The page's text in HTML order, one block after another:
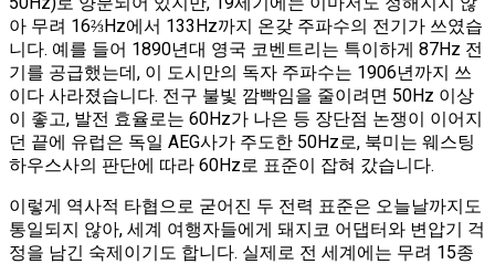
아 무려 16⅔Hz에서 133Hz까지 온갖 주파수의 전기가 쓰였습
니다​. 예를 들어 1890년대 영국 코벤트리는 특이하게 87Hz 전
기를 공급했는데, 이 도시만의 독자 주파수는 1906년까지 쓰
이다 사라졌습니다​. 전구 불빛 깜빡임을 줄이려면 50Hz 이상
이 좋고, 발전 효율로는 60Hz가 나은 등 장단점 논쟁이 이어지
던 끝에 유럽은 독일 AEG사가 주도한 50Hz로, 북미는 웨스팅
하우스사의 판단에 따라 60Hz로 표준이 잡혀 갔습니다​.
이렇게 역사적 타협으로 굳어진 두 전력 표준은 오늘날까지도
통일되지 않아, 세계 여행자들에게 돼지코 어댑터와 변압기 걱
정을 남긴 숙제이기도 합니다. 실제로 전 세계에는 무려 15종